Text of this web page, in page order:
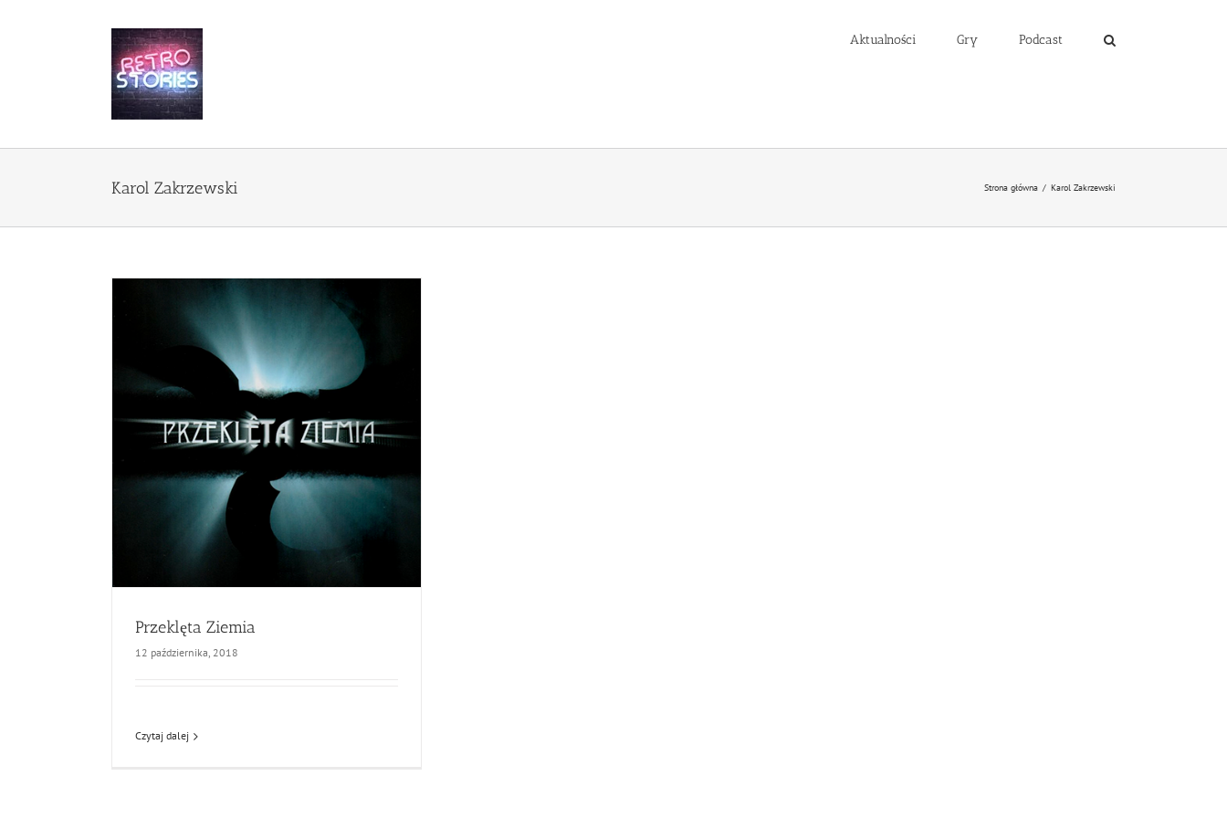
Aktualności Gry Podcast
Karol Zakrzewski Strona główna / Karol Zakrzewski
Przeklęta Ziemia
12 października, 2018
Czytaj dalej